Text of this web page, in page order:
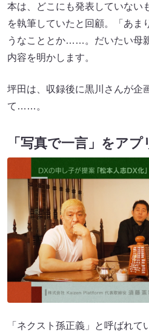
本は、どこにも発表していない
を執筆していたと回顧。「あま
うなこととか……。だいたい母
内容を明かします。
坪田は、収録後に黒川さんが企
て……。
「写真で一言」をアプ
「ネクスト孫正義」と呼ばれて